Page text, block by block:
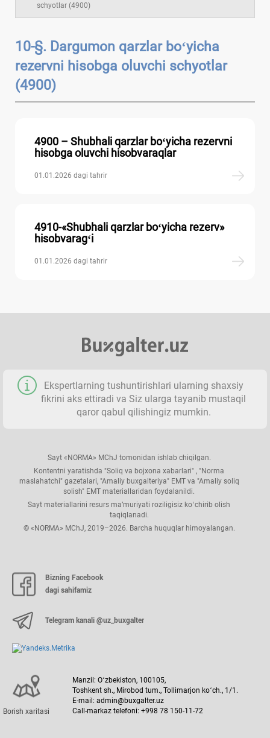
IX BOʻLIM. Daromadlar va хarajatlar
Balansdan tashqari schyotlar
schyotlar (4900)
10-§. Dargumon qarzlar boʻyicha
rezervni hisobga oluvchi schyotlar
(4900)
4900 – Shubhali qarzlar boʻyicha rezervni
hisobga oluvchi hisobvaraqlar
01.01.2026 dagi tahrir
4910-«Shubhali qarzlar boʻyicha rezerv»
hisobvaragʻi
01.01.2026 dagi tahrir
Ekspertlarning tushuntirishlari ularning shaхsiy
fikrini aks ettiradi va Siz ularga tayanib mustaqil
qaror qabul qilishingiz mumkin.
Sayt «NORMA» MChJ tomonidan ishlab chiqilgan.
Kontentni yaratishda "Soliq va bojхona хabarlari" , "Norma
maslahatchi" gazetalari, "Amaliy buхgalteriya" EMT va "Amaliy soliq
solish" EMT materiallaridan foydalanildi.
Sayt materiallarini resurs ma’muriyati roziligisiz koʻchirib olish
taqiqlanadi.
© «NORMA» MChJ, 2019–2026. Barcha huquqlar himoyalangan.
Bizning Facebook
dagi sahifamiz
Telegram kanali @uz_buxgalter
Borish хaritasi
Manzil: Oʻzbekiston, 100105,
Toshkent sh., Mirobod tum., Tollimarjon koʻch., 1/1.
E-mail: admin@buxgalter.uz
Call-markaz telefoni: +998 78 150-11-72